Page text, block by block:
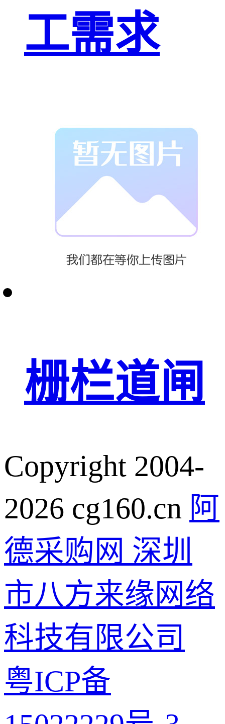
工需求
栅栏道闸
Copyright 2004-
2026 cg160.cn 阿
德采购网 深圳
市八方来缘网络
科技有限公司
粤ICP备